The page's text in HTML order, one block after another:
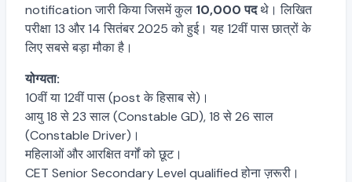
notification जारी किया जिसमें कुल 10,000 पदथे। लिखित
परीक्षा 13 और 14 सितंबर 2025 को हुई। यह 12वीं पास छात्रों के
लिए सबसे बड़ा मौका है।
योग्यता:
10वीं या 12वीं पास (post के हिसाब से)।
आयु 18 से 23 साल (Constable GD), 18 से 26 साल
(Constable Driver)।
महिलाओं और आरक्षित वर्गों को छूट।
CET Senior Secondary Level qualified होना ज़रूरी।